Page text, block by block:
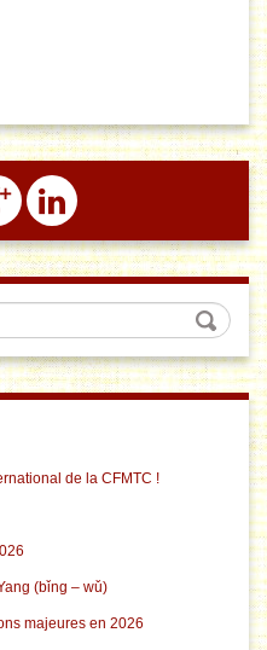
de la CFMTC !
(bǐng – wǔ)
majeures en 2026